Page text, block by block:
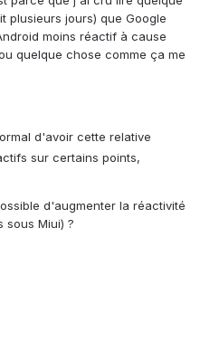
plusieurs jours) que Google
moins réactif à cause
quelque chose comme ça me
d'avoir cette relative
sur certains points,
d'augmenter la réactivité
sous Miui) ?